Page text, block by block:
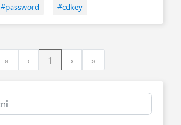
#password #cdkey
«First ‹Previous
1 ›Next»Last